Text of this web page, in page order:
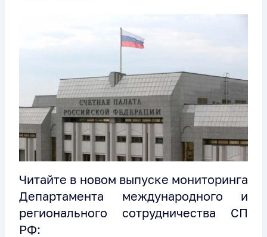
Читайте в новом выпуске мониторинга
Департамента международного и
регионального сотрудничества СП
РФ: